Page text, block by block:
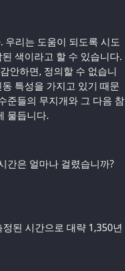
우리는 도움이 되도록 시도
색이라고 할 수 있습니다.
안하면, 정의할 수 없습니
특성을 가지고 있기 때문
준들의 무지개와 그 다음 참
물듭니다.
간은 얼마나 걸렸습니까?
된 시간으로 대략 1,350년